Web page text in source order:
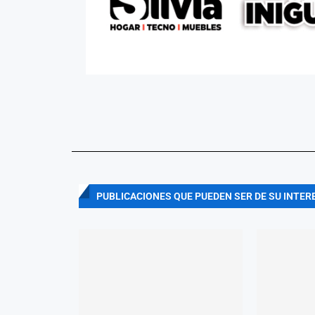
PUBLICACIONES QUE PUEDEN SER DE SU